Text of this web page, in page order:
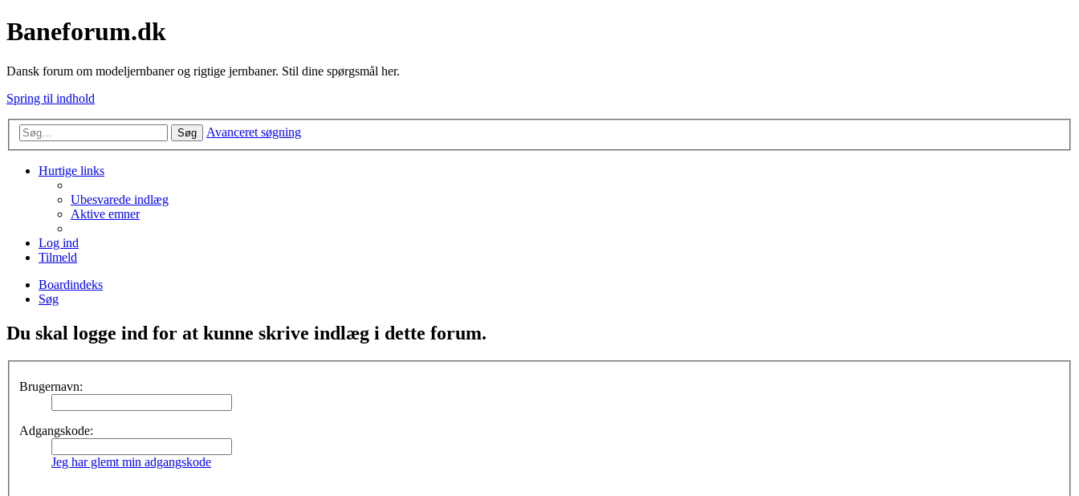
Baneforum.dk
Dansk forum om modeljernbaner og rigtige jernbaner. Stil dine spørgsmål her.
Spring til indhold
Søg Avanceret søgning
Hurtige links
Ubesvarede indlæg
Aktive emner
Log ind
Tilmeld
Boardindeks
Søg
Du skal logge ind for at kunne skrive indlæg i dette forum.
Brugernavn:
Adgangskode:
Jeg har glemt min adgangskode